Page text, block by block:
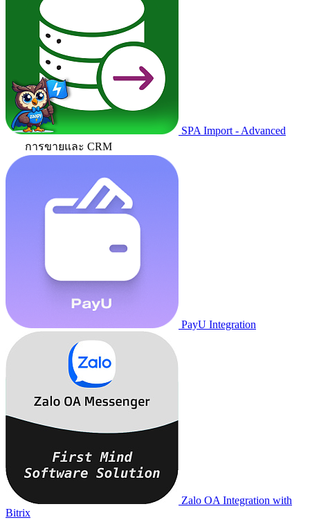
SPA Import - Advanced
การขายและ CRM
PayU Integration
Zalo OA Integration with
Bitrix